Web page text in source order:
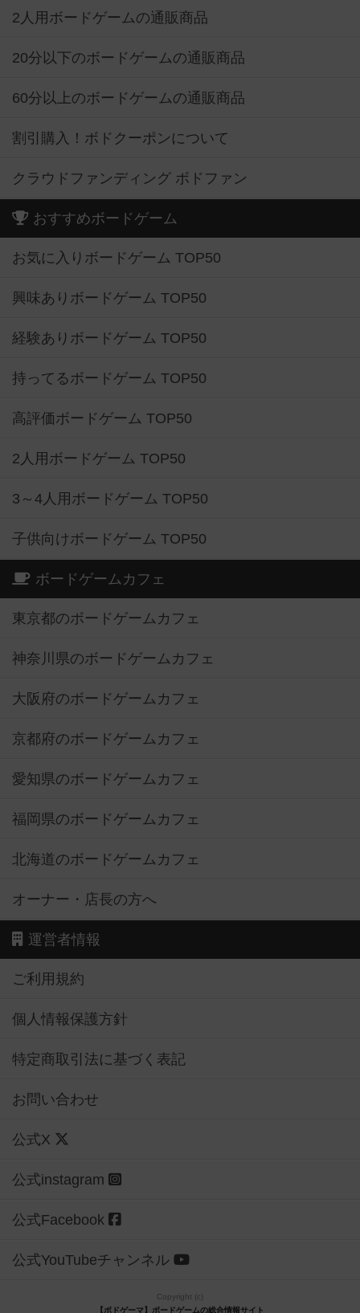
2人用ボードゲームの通販商品
20分以下のボードゲームの通販商品
60分以上のボードゲームの通販商品
割引購入！ボドクーポンについて
クラウドファンディング ボドファン
おすすめボードゲーム
お気に入りボードゲーム TOP50
興味ありボードゲーム TOP50
経験ありボードゲーム TOP50
持ってるボードゲーム TOP50
高評価ボードゲーム TOP50
2人用ボードゲーム TOP50
3～4人用ボードゲーム TOP50
子供向けボードゲーム TOP50
ボードゲームカフェ
東京都のボードゲームカフェ
神奈川県のボードゲームカフェ
大阪府のボードゲームカフェ
京都府のボードゲームカフェ
愛知県のボードゲームカフェ
福岡県のボードゲームカフェ
北海道のボードゲームカフェ
オーナー・店長の方へ
運営者情報
ご利用規約
個人情報保護方針
特定商取引法に基づく表記
お問い合わせ
公式X
公式instagram
公式Facebook
公式YouTubeチャンネル
Copyright (c)
【ボドゲーマ】ボードゲームの総合情報サイト